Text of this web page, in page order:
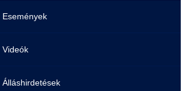
Események
Videók
Álláshirdetések